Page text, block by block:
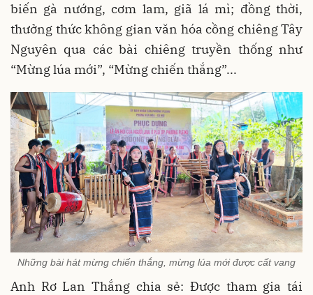
biến gà nướng, cơm lam, giã lá mì; đồng thời,
thưởng thức không gian văn hóa cồng chiêng Tây
Nguyên qua các bài chiêng truyền thống như
“Mừng lúa mới”, “Mừng chiến thắng”...
Những bài hát mừng chiến thắng, mừng lúa mới được cất vang
Anh Rơ Lan Thắng chia sẻ: Được tham gia tái